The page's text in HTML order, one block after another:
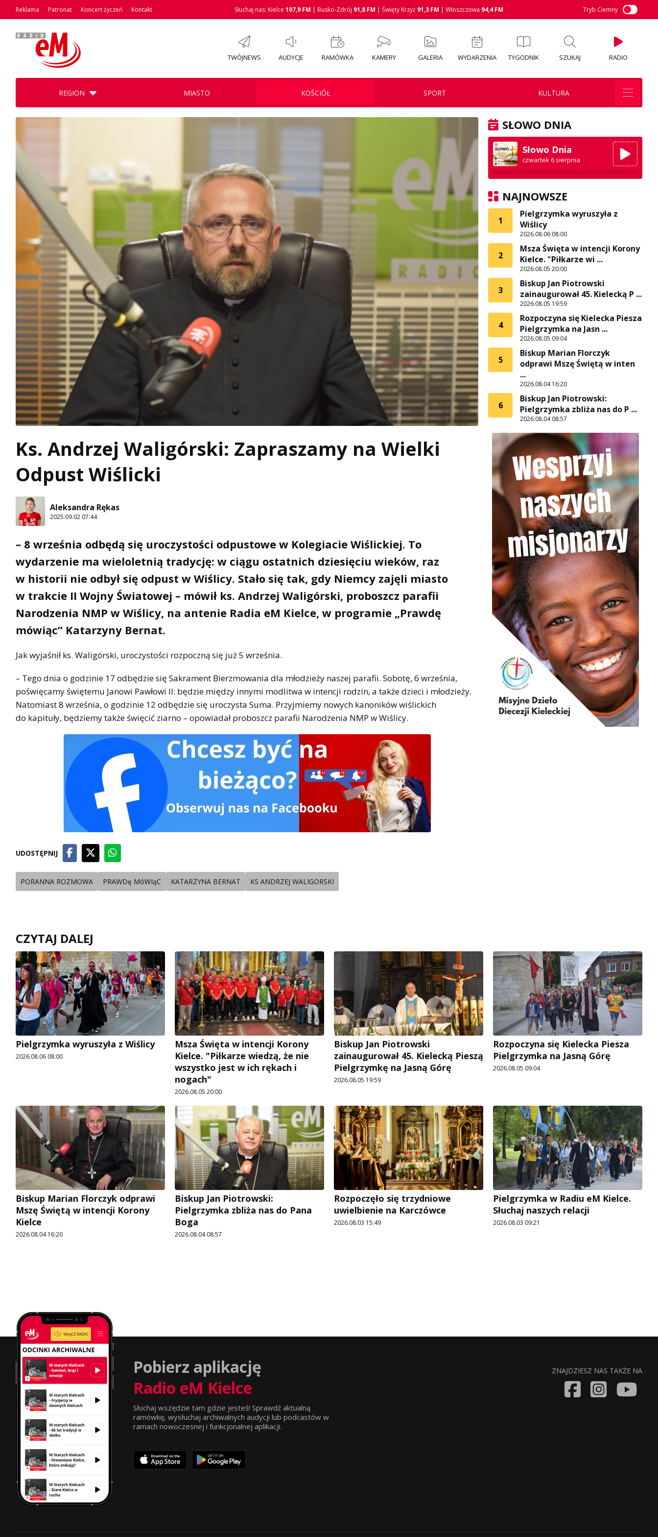
Reklama Patronat Koncert życzeń Kontakt Słuchaj nas: Kielce 107,9 FM | Busko-Zdrój 91,8 FM | Święty Krzyż 91,3 FM | Włoszczowa 94,4 FM Tryb Ciemny
TWÓJNEWS AUDYCJE RAMÓWKA KAMERY GALERIA WYDARZENIA TYGODNIK SZUKAJ RADIO
REGION MIASTO KOŚCIÓŁ SPORT KULTURA
Ks. Andrzej Waligórski: Zapraszamy na Wielki
Odpust Wiślicki
Aleksandra Rękas
2025.09.02 07:44
– 8 września odbędą się uroczystości odpustowe w Kolegiacie Wiślickiej. To
wydarzenie ma wieloletnią tradycję: w ciągu ostatnich dziesięciu wieków, raz
w historii nie odbył się odpust w Wiślicy. Stało się tak, gdy Niemcy zajęli miasto
w trakcie II Wojny Światowej – mówił ks. Andrzej Waligórski, proboszcz parafii
Narodzenia NMP w Wiślicy, na antenie Radia eM Kielce, w programie „Prawdę
mówiąc” Katarzyny Bernat.
Jak wyjaśnił ks. Waligórski, uroczystości rozpoczną się już 5 września.
– Tego dnia o godzinie 17 odbędzie się Sakrament Bierzmowania dla młodzieży naszej parafii. Sobotę, 6 września,
poświęcamy świętemu Janowi Pawłowi II: będzie między innymi modlitwa w intencji rodzin, a także dzieci i młodzieży.
Natomiast 8 września, o godzinie 12 odbędzie się uroczysta Suma. Przyjmiemy nowych kanoników wiślickich
do kapituły, będziemy także święcić ziarno – opowiadał proboszcz parafii Narodzenia NMP w Wiślicy.
UDOSTĘPNIJ
PORANNA ROZMOWA PRAWDę MóWIąC KATARZYNA BERNAT KS ANDRZEJ WALIGORSKI
SŁOWO DNIA
Słowo Dnia
czwartek 6 sierpnia
NAJNOWSZE
1
Pielgrzymka wyruszyła z
Wiślicy
2026.08.06 08:00
2
Msza Święta w intencji Korony
Kielce. "Piłkarze wi ...
2026.08.05 20:00
3
Biskup Jan Piotrowski
zainaugurował 45. Kielecką P ...
2026.08.05 19:59
4
Rozpoczyna się Kielecka Piesza
Pielgrzymka na Jasn ...
2026.08.05 09:04
5
Biskup Marian Florczyk
odprawi Mszę Świętą w inten
...
2026.08.04 16:20
6
Biskup Jan Piotrowski:
Pielgrzymka zbliża nas do P ...
2026.08.04 08:57
CZYTAJ DALEJ
Pielgrzymka wyruszyła z Wiślicy
2026.08.06 08:00
Msza Święta w intencji Korony
Kielce. "Piłkarze wiedzą, że nie
wszystko jest w ich rękach i
nogach"
2026.08.05 20:00
Biskup Jan Piotrowski
zainaugurował 45. Kielecką Pieszą
Pielgrzymkę na Jasną Górę
2026.08.05 19:59
Rozpoczyna się Kielecka Piesza
Pielgrzymka na Jasną Górę
2026.08.05 09:04
Biskup Marian Florczyk odprawi
Mszę Świętą w intencji Korony
Kielce
2026.08.04 16:20
Biskup Jan Piotrowski:
Pielgrzymka zbliża nas do Pana
Boga
2026.08.04 08:57
Rozpoczęło się trzydniowe
uwielbienie na Karczówce
2026.08.03 15:49
Pielgrzymka w Radiu eM Kielce.
Słuchaj naszych relacji
2026.08.03 09:21
Pobierz aplikację
Radio eM Kielce
Słuchaj wszędzie tam gdzie jesteś! Sprawdź aktualną
ramówkę, wysłuchaj archiwalnych audycji lub podcastów w
ramach nowoczesnej i funkcjonalnej aplikacji.
ZNAJDZIESZ NAS TAKŻE NA